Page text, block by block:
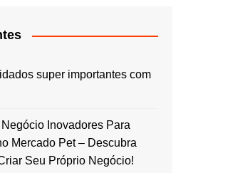
super importantes com
Inovadores Para
Mercado Pet – Descubra
Seu Próprio Negócio!